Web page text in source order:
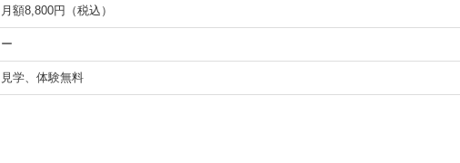
月額8,800円（税込）
ー
見学、体験無料